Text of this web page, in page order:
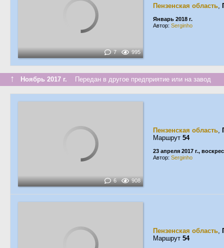
7 995
Пензенская область,
Январь 2018 г.
Автор: Serginho
↑ Ноябрь 2017 г. Передан в другое предприятие или на завод
6 908
Пензенская область,
Маршрут 54
23 апреля 2017 г.,
Автор: Serginho
Пензенская область,
Маршрут 54